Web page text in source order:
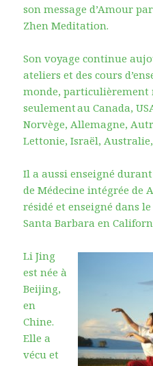
son message d’Amour
Zhen Meditation.
Son voyage continue
ateliers et des cours
monde, particulièrement
seulement au Canada,
Norvège, Allemagne,
Lettonie, Israël,
Il a aussi enseigné
de Médecine intégrée de
résidé et enseigné dans
Santa Barbara en
Li Jing
est née à
Beijing,
en
Chine.
Elle a
vécu et